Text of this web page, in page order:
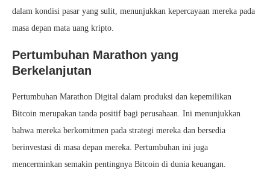
dalam kondisi pasar yang sulit, menunjukkan kepercayaan mereka pada
masa depan mata uang kripto.
Pertumbuhan Marathon yang
Berkelanjutan
Pertumbuhan Marathon Digital dalam produksi dan kepemilikan
Bitcoin merupakan tanda positif bagi perusahaan. Ini menunjukkan
bahwa mereka berkomitmen pada strategi mereka dan bersedia
berinvestasi di masa depan mereka. Pertumbuhan ini juga
mencerminkan semakin pentingnya Bitcoin di dunia keuangan.